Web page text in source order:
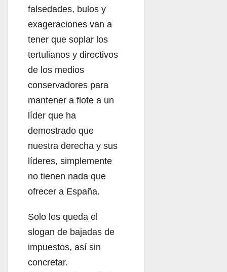
falsedades, bulos y
exageraciones van a
tener que soplar los
tertulianos y directivos
de los medios
conservadores para
mantener a flote a un
líder que ha
demostrado que
nuestra derecha y sus
líderes, simplemente
no tienen nada que
ofrecer a España.
Solo les queda el
slogan de bajadas de
impuestos, así sin
concretar.